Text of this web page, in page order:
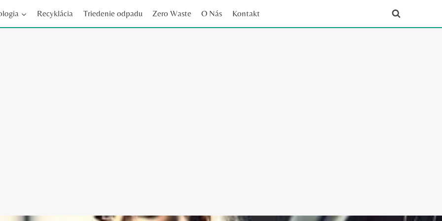
Recyklácia Triedenie odpadu Zero Waste O Nás Kontakt